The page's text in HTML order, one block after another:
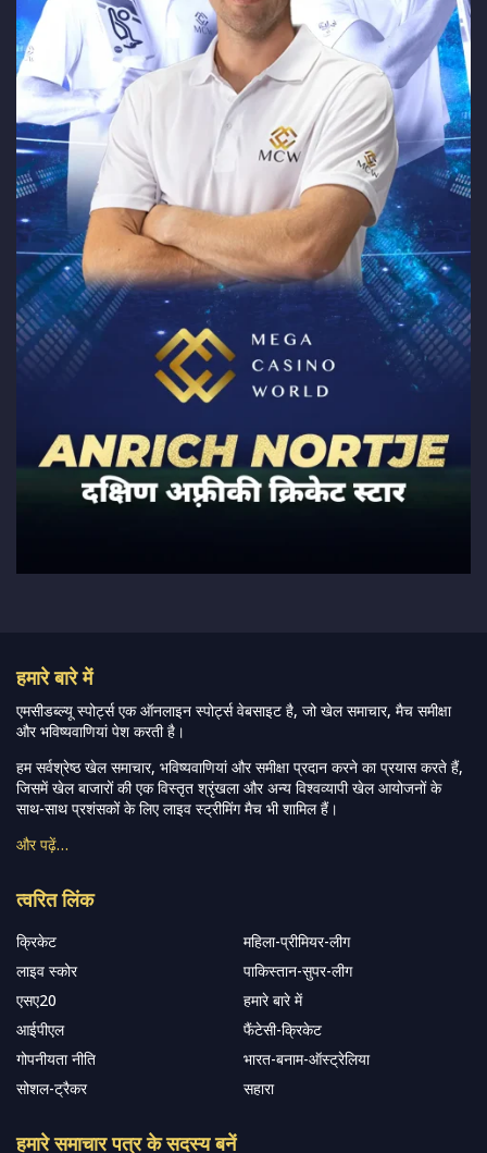
हमारे बारे में
एमसीडब्ल्यू स्पोर्ट्स एक ऑनलाइन स्पोर्ट्स वेबसाइट है, जो खेल समाचार, मैच समीक्षा
और भविष्यवाणियां पेश करती है।
हम सर्वश्रेष्ठ खेल समाचार, भविष्यवाणियां और समीक्षा प्रदान करने का प्रयास करते हैं,
जिसमें खेल बाजारों की एक विस्तृत श्रृंखला और अन्य विश्वव्यापी खेल आयोजनों के
साथ-साथ प्रशंसकों के लिए लाइव स्ट्रीमिंग मैच भी शामिल हैं।
और पढ़ें…
त्वरित लिंक
क्रिकेट
महिला-प्रीमियर-लीग
लाइव स्कोर
पाकिस्तान-सुपर-लीग
एसए20
हमारे बारे में
आईपीएल
फैंटेसी-क्रिकेट
गोपनीयता नीति
भारत-बनाम-ऑस्ट्रेलिया
सोशल-ट्रैकर
सहारा
हमारे समाचार पत्र के सदस्य बनें